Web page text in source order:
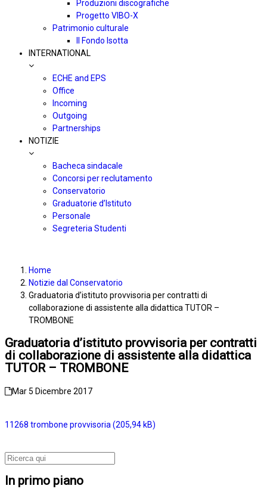
Produzioni discografiche
Progetto VIBO-X
Patrimonio culturale
Il Fondo Isotta
INTERNATIONAL
ECHE and EPS
Office
Incoming
Outgoing
Partnerships
NOTIZIE
Bacheca sindacale
Concorsi per reclutamento
Conservatorio
Graduatorie d’Istituto
Personale
Segreteria Studenti
Home
Notizie dal Conservatorio
Graduatoria d’istituto provvisoria per contratti di
collaborazione di assistente alla didattica TUTOR –
TROMBONE
Graduatoria d’istituto provvisoria per contratti
di collaborazione di assistente alla didattica
TUTOR – TROMBONE
Mar 5 Dicembre 2017
11268 trombone provvisoria
In primo piano